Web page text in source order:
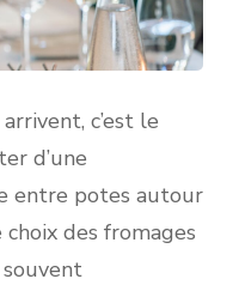
c’est le
d’une
entre potes autour
des fromages